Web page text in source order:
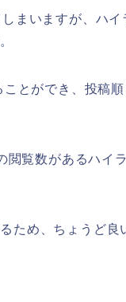
まいますが、ハイ
とができ、投稿
閲覧数があるハイ
ため、ちょうど良